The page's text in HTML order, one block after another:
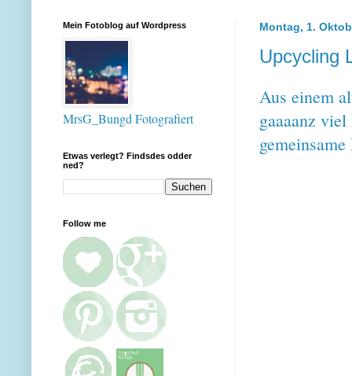
Montag, 1.
Upcycling
Aus einem
gaaaanz
Mein Fotoblog auf Wordpress
MrsG_Bungd Fotografiert
Etwas verlegt? Findsdes odder
ned?
Follow me